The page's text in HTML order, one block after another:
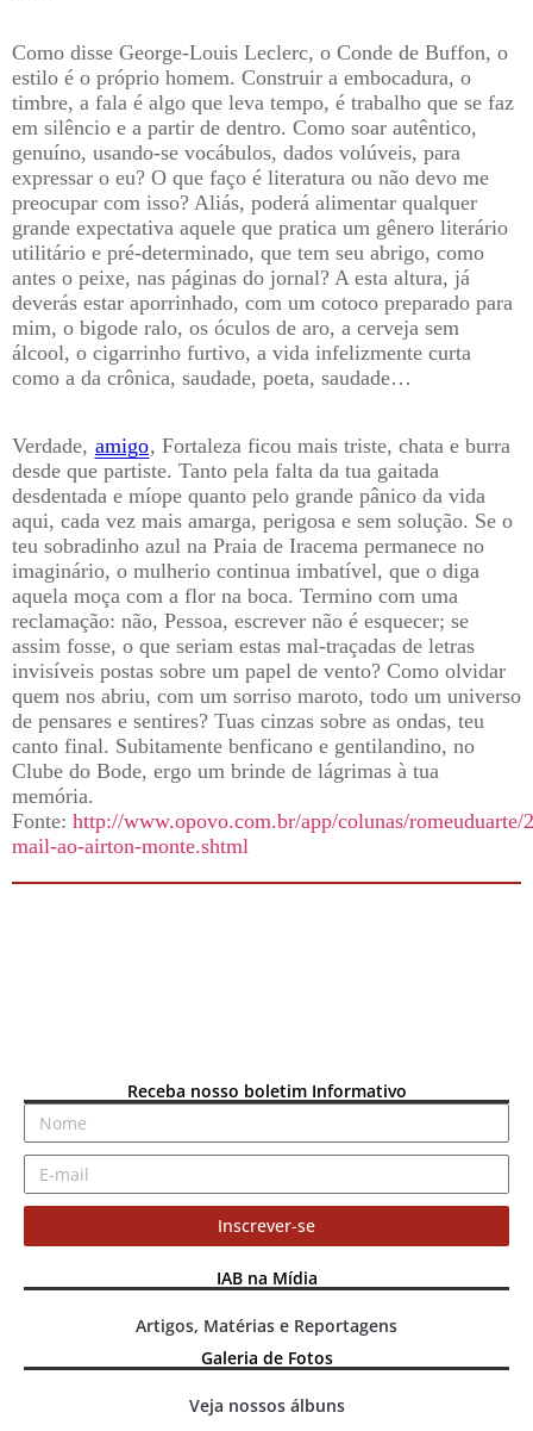
Como disse George-Louis Leclerc, o Conde de Buffon, o
estilo é o próprio homem. Construir a embocadura, o
timbre, a fala é algo que leva tempo, é trabalho que se faz
em silêncio e a partir de dentro. Como soar autêntico,
genuíno, usando-se vocábulos, dados volúveis, para
expressar o eu? O que faço é literatura ou não devo me
preocupar com isso? Aliás, poderá alimentar qualquer
grande expectativa aquele que pratica um gênero literário
utilitário e pré-determinado, que tem seu abrigo, como
antes o peixe, nas páginas do jornal? A esta altura, já
deverás estar aporrinhado, com um cotoco preparado para
mim, o bigode ralo, os óculos de aro, a cerveja sem
álcool, o cigarrinho furtivo, a vida infelizmente curta
como a da crônica, saudade, poeta, saudade…
Verdade, amigo, Fortaleza ficou mais triste, chata e burra
desde que partiste. Tanto pela falta da tua gaitada
desdentada e míope quanto pelo grande pânico da vida
aqui, cada vez mais amarga, perigosa e sem solução. Se o
teu sobradinho azul na Praia de Iracema permanece no
imaginário, o mulherio continua imbatível, que o diga
aquela moça com a flor na boca. Termino com uma
reclamação: não, Pessoa, escrever não é esquecer; se
assim fosse, o que seriam estas mal-traçadas de letras
invisíveis postas sobre um papel de vento? Como olvidar
quem nos abriu, com um sorriso maroto, todo um universo
de pensares e sentires? Tuas cinzas sobre as ondas, teu
canto final. Subitamente benficano e gentilandino, no
Clube do Bode, ergo um brinde de lágrimas à tua
memória.
Fonte: http://www.opovo.com.br/app/colunas/
mail-ao-airton-monte.shtml
Receba nosso boletim Informativo
Inscrever-se
IAB na Mídia
Artigos, Matérias e Reportagens
Galeria de Fotos
Veja nossos álbuns